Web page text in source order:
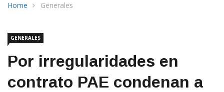
Home Generales
GENERALES
Por irregularidades en
contrato PAE condenan a